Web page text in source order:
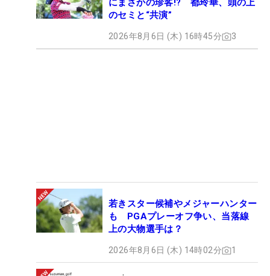
にまさかの珍客!? 都玲華、頭の上
のセミと“共演”
2026年8月6日 (木) 16時45分 3
若きスター候補やメジャーハンター
も PGAプレーオフ争い、当落線
上の大物選手は？
2026年8月6日 (木) 14時02分 1